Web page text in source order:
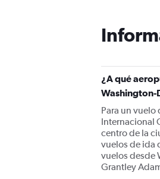
chart
has
Y
axis
values.
Range:
0
to
1200.
¿A qué
Washington-
Para un
Internacional
centro de la
vuelos de ida
vuelos desde
Grantley